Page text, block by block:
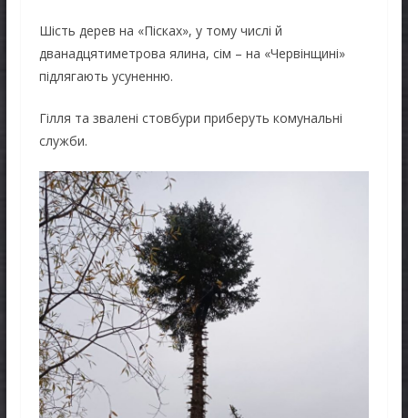
Шість дерев на «Пісках», у тому числі й
дванадцятиметрова ялина, сім – на «Червінщині»
підлягають усуненню.
Гілля та звалені стовбури приберуть комунальні
служби.